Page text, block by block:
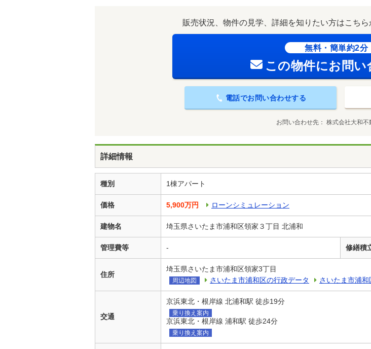
販売状況、物件の見学、詳細を知りたい方はこち
無料・簡単約2分
この物件にお問い
電話でお問い合わせする
お問い合わせ先 株式会社大和
詳細情報
種別 1棟アパート
価格 5,900万円 ローンシミュレーション
建物名 埼玉県さいたま市浦和区領家３丁目 北浦和
管理費等 - 修繕積
住所
埼玉県さいたま市浦和区領家3丁目
周辺地図 さいたま市浦和区の行政データ さいたま市浦
交通
京浜東北・根岸線 北浦和駅 徒歩19分
乗り換え案内
京浜東北・根岸線 浦和駅 徒歩24分
乗り換え案内